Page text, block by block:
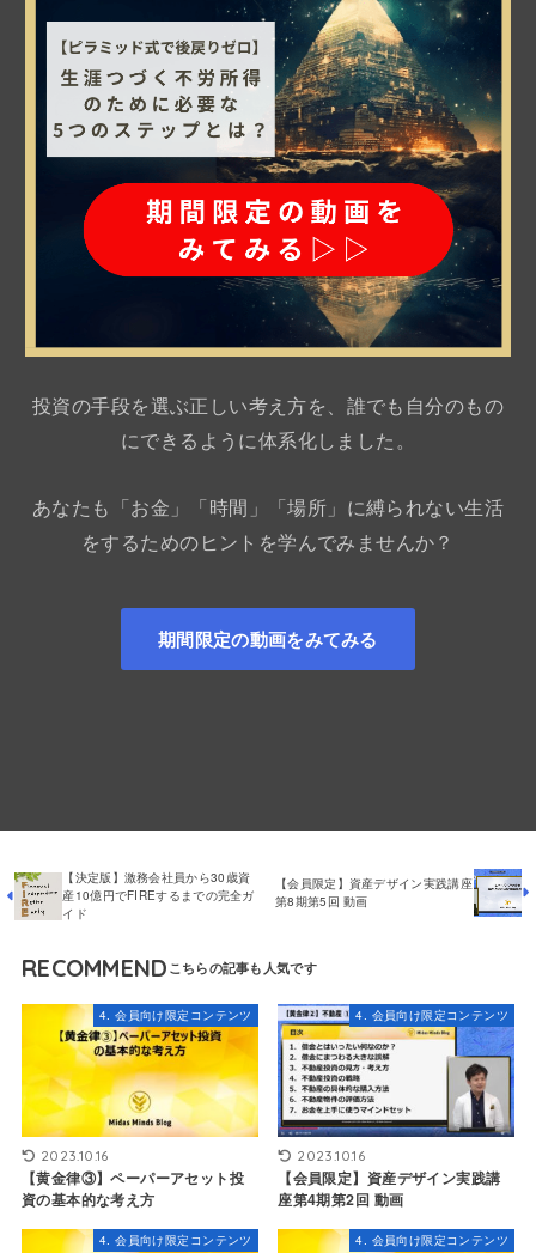
投資の手段を選ぶ正しい考え方を、誰でも自分のもの
にできるように体系化しました。
あなたも「お金」「時間」「場所」に縛られない生活
をするためのヒントを学んでみませんか？
期間限定の動画をみてみる
【決定版】激務会社員から30歳資
産10億円でFIREするまでの完全ガ
イド
【会員限定】資産デザイン実践講座
第8期第5回 動画
RECOMMEND
4. 会員向け限定コンテンツ
2023.10.16
【黄金律③】ペーパーアセット投
資の基本的な考え方
4. 会員向け限定コンテンツ
2023.10.16
【会員限定】資産デザイン実践講
座第4期第2回 動画
4. 会員向け限定コンテンツ 4. 会員向け限定コンテンツ